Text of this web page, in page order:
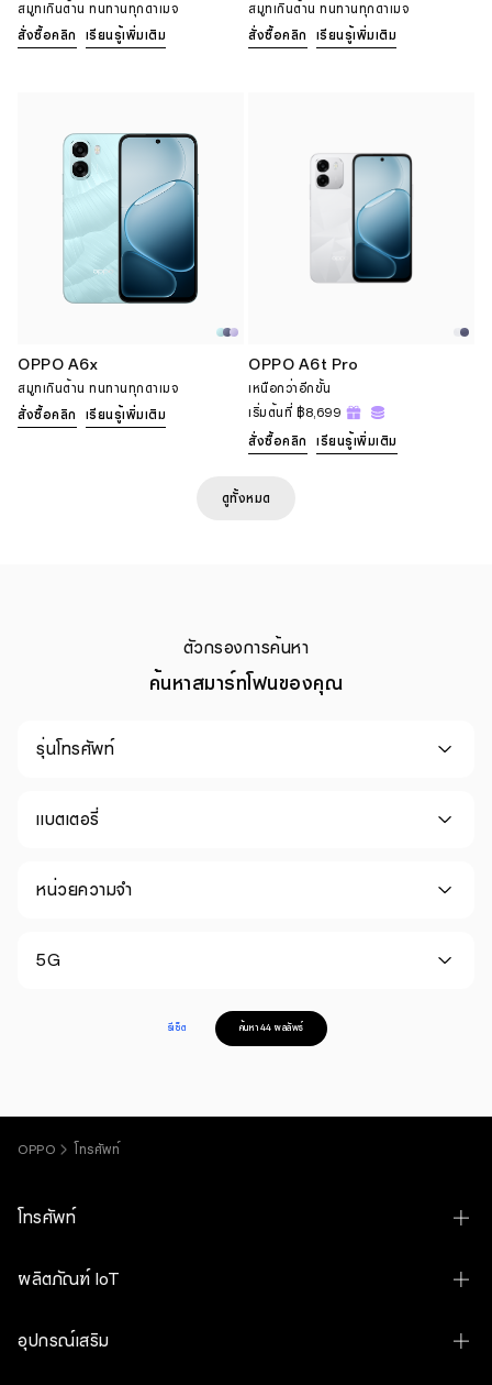
สมูทเกินต้าน ทนทานทุกดาเมจ
สั่งซื้อคลิก
เรียนรู้เพิ่มเติม
สมูทเกินต้าน ทนทานทุกดาเมจ
สั่งซื้อคลิก
เรียนรู้เพิ่มเติม
OPPO A6x
สมูทเกินต้าน ทนทานทุกดาเมจ
สั่งซื้อคลิก
เรียนรู้เพิ่มเติม
OPPO A6t Pro
เหนือกว่าอีกขั้น
เริ่มต้นที่ ฿8,699
สั่งซื้อคลิก เรียนรู้เพิ่มเติม
ดูทั้งหมด
ตัวกรองการค้นหา
ค้นหาสมาร์ทโฟนของคุณ
รุ่นโทรศัพท์
แบตเตอรี่
หน่วยความจำ
5G
รีเซ็ต ค้นหา 44 ผลลัพธ์
OPPO โทรศัพท์
โทรศัพท์
OPPO Find N6
OPPO Find X9s
ผลิตภัณฑ์ IoT
OPPO Pad 5 Matte Display Edition
อุปกรณ์เสริม